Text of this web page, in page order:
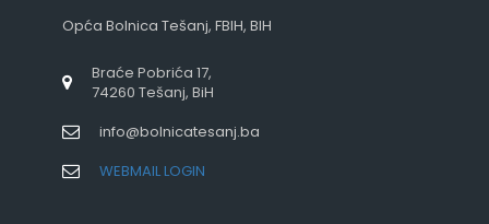
Opća Bolnica Tešanj, FBIH, BIH
Braće Pobrića 17,
74260 Tešanj, BiH
info@bolnicatesanj.ba
WEBMAIL LOGIN